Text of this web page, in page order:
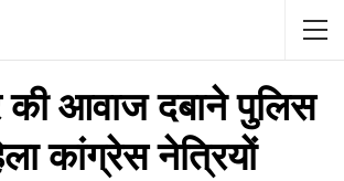
आवाज दबाने पुलिस
कांग्रेस नेत्रियों